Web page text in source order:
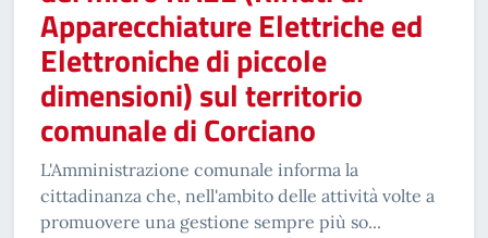
Apparecchiature Elettriche ed
Elettroniche di piccole
dimensioni) sul territorio
comunale di Corciano
L'Amministrazione comunale informa la
cittadinanza che, nell'ambito delle attività volte a
promuovere una gestione sempre più so...